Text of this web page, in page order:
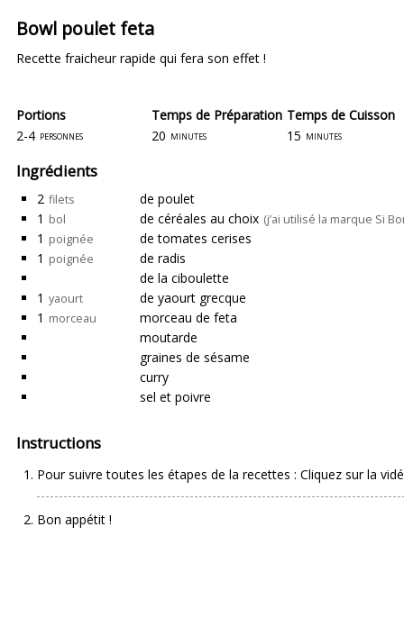
Bowl poulet feta
Recette fraicheur rapide qui fera son effet !
Portions
Temps de Préparation
2-4 personnes 20 minutes
Temps de Cuisson
15 minutes
Ingrédients
2 filets
de poulet
1 bol de céréales au choix (j’ai utilisé la marque Si
1 poignée
de tomates cerises
1 poignée
de radis
de la ciboulette
1 yaourt
de yaourt grecque
1 morceau
morceau de feta
moutarde
graines de sésame
curry
sel et poivre
Instructions
Pour suivre toutes les étapes de la recettes : Cliquez sur la
Bon appétit !